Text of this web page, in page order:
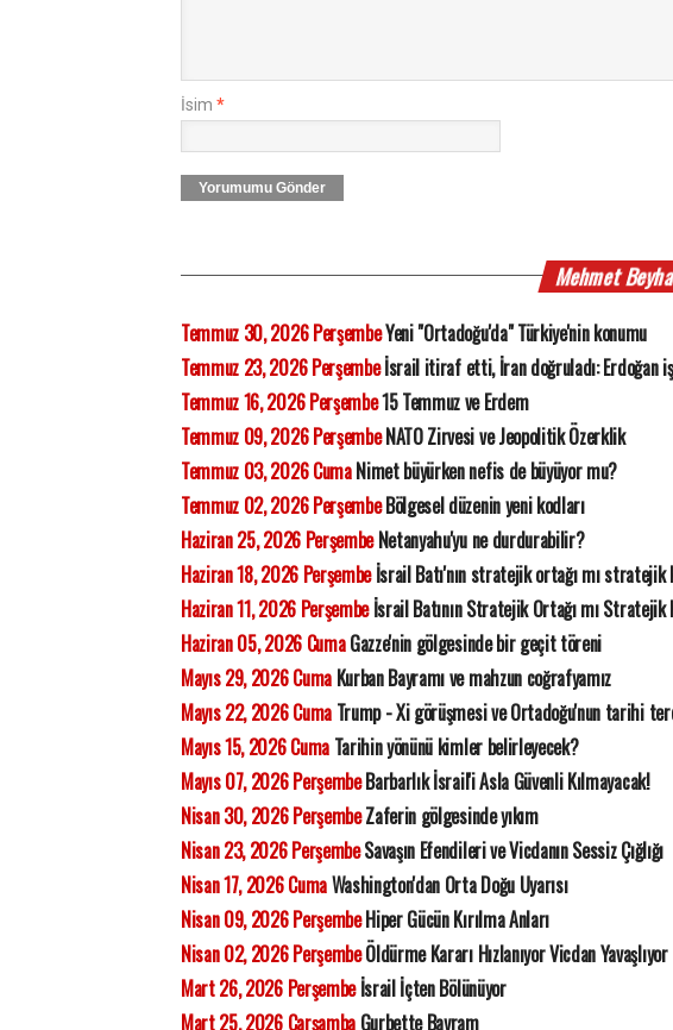
İsim *
Yorumumu Gönder
Mehmet
Temmuz 30, 2026 PerşembeYeni "Ortadoğu'da" Türkiye'nin konumu
Temmuz 23, 2026 Perşembeİsrail itiraf etti, İran doğruladı: Erdoğan
Temmuz 16, 2026 Perşembe15 Temmuz ve Erdem
Temmuz 09, 2026 PerşembeNATO Zirvesi ve Jeopolitik Özerklik
Temmuz 03, 2026 CumaNimet büyürken nefis de büyüyor mu?
Temmuz 02, 2026 PerşembeBölgesel düzenin yeni kodları
Haziran 25, 2026 PerşembeNetanyahu'yu ne durdurabilir?
Haziran 18, 2026 Perşembeİsrail Batı'nın stratejik ortağı mı
Haziran 11, 2026 Perşembeİsrail Batının Stratejik Ortağı mı
Haziran 05, 2026 CumaGazze'nin gölgesinde bir geçit töreni
Mayıs 29, 2026 CumaKurban Bayramı ve mahzun coğrafyamız
Mayıs 22, 2026 CumaTrump - Xi görüşmesi ve Ortadoğu'nun tarihi
Mayıs 15, 2026 CumaTarihin yönünü kimler belirleyecek?
Mayıs 07, 2026 PerşembeBarbarlık İsrail'i Asla Güvenli Kılmayacak!
Nisan 30, 2026 PerşembeZaferin gölgesinde yıkım
Nisan 23, 2026 PerşembeSavaşın Efendileri ve Vicdanın Sessiz Çığlığı
Nisan 17, 2026 CumaWashington'dan Orta Doğu Uyarısı
Nisan 09, 2026 PerşembeHiper Gücün Kırılma Anları
Nisan 02, 2026 PerşembeÖldürme Kararı Hızlanıyor Vicdan Yavaşlıyor
Mart 26, 2026 Perşembeİsrail İçten Bölünüyor
Mart 25, 2026 ÇarşambaGurbette Bayram